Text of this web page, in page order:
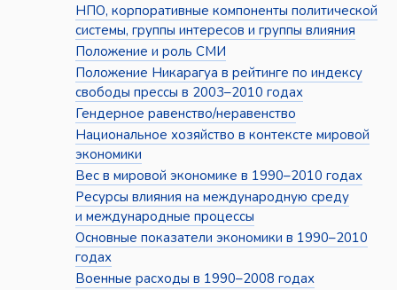
НПО, корпоративные компоненты политической
системы, группы интересов и группы влияния
Положение и роль СМИ
Положение Никарагуа в рейтинге по индексу
свободы прессы в 2003–2010 годах
Гендерное равенство/неравенство
Национальное хозяйство в контексте мировой
экономики
Вес в мировой экономике в 1990–2010 годах
Ресурсы влияния на международную среду
и международные процессы
Основные показатели экономики в 1990–2010
годах
Военные расходы в 1990–2008 годах